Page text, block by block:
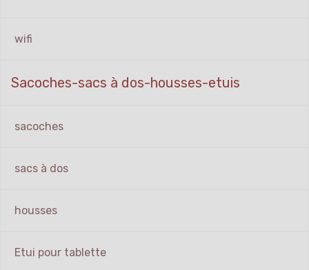
wifi
Sacoches-sacs à dos-housses-etuis
sacoches
sacs à dos
housses
Etui pour tablette